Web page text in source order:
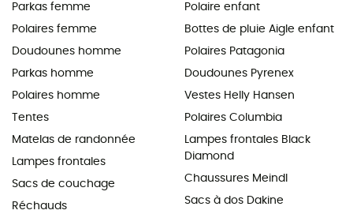
Parkas femme
Polaires femme
Doudounes homme
Parkas homme
Polaires homme
Tentes
Matelas de randonnée
Lampes frontales
Sacs de couchage
Réchauds
Polaire enfant
Bottes de pluie Aigle enfant
Polaires Patagonia
Doudounes Pyrenex
Vestes Helly Hansen
Polaires Columbia
Lampes frontales Black
Diamond
Chaussures Meindl
Sacs à dos Dakine